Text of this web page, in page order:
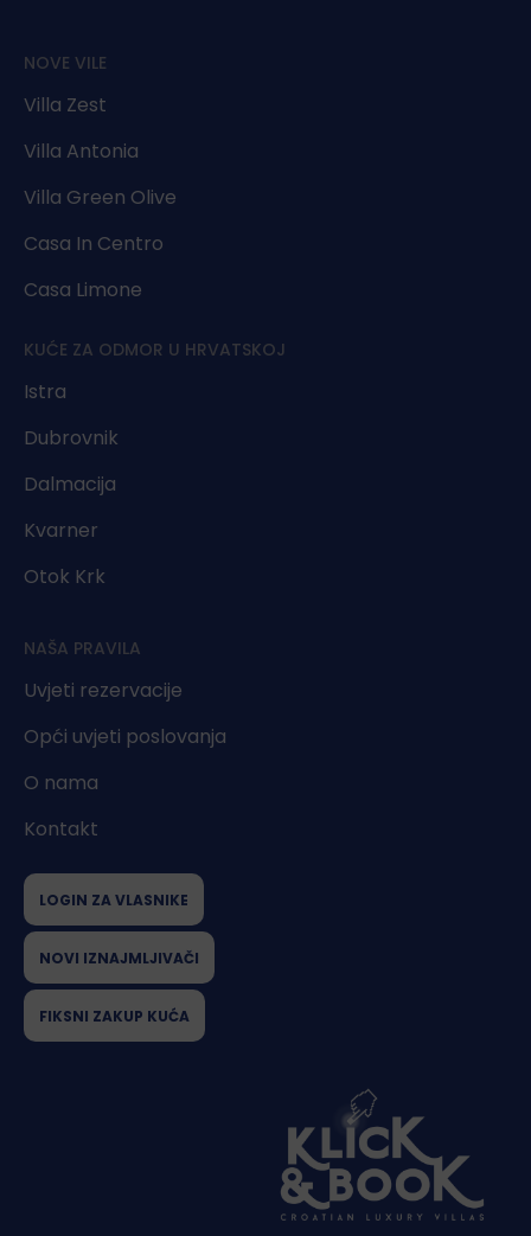
NOVE VILE
Villa Zest
Villa Antonia
Villa Green Olive
Casa In Centro
Casa Limone
KUĆE ZA ODMOR U HRVATSKOJ
Istra
Dubrovnik
Dalmacija
Kvarner
Otok Krk
NAŠA PRAVILA
Uvjeti rezervacije
Opći uvjeti poslovanja
O nama
Kontakt
LOGIN ZA VLASNIKE
NOVI IZNAJMLJIVAČI
FIKSNI ZAKUP KUĆA